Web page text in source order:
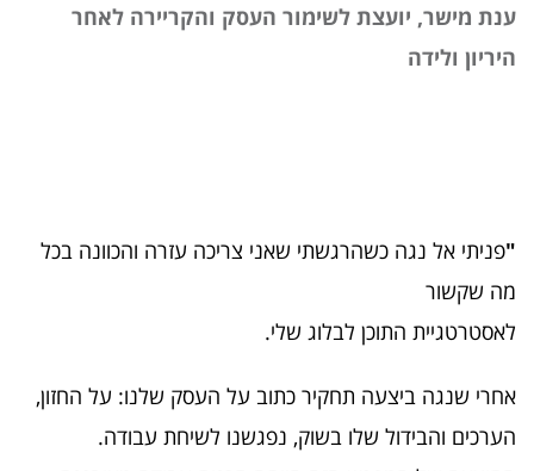
ענת מישר, יועצת לשימור העסק והקריירה לאחר
היריון ולידה
"פניתי אל נגה כשהרגשתי שאני צריכה עזרה והכוונה בכל
מה שקשור
לאסטרטגיית התוכן לבלוג שלי.
אחרי שנגה ביצעה תחקיר כתוב על העסק שלנו: על החזון,
הערכים והבידול שלו בשוק, נפגשנו לשיחת עבודה.